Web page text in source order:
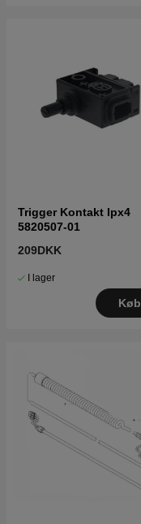
Trigger Kontakt Ipx4
5820507-01
209DKK
I lager
Køb